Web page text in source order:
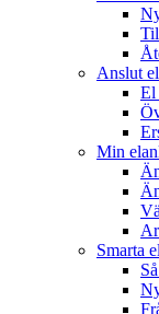
Anslut
El
Min
Smarta